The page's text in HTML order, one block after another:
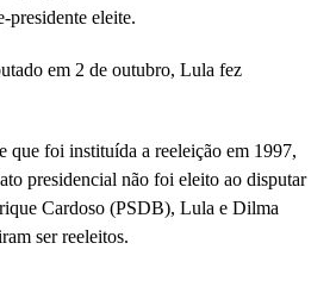
eleite.
em 2 de outubro, Lula fez
que foi instituída a reeleição em 1997,
presidencial não foi eleito ao disputar
Cardoso (PSDB), Lula e Dilma
ser reeleitos.